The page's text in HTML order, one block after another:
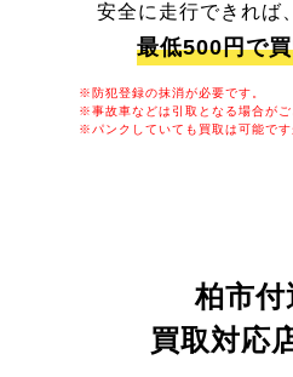
安全に走行できれば
最低500円で
※防犯登録の抹消が必要です。
※事故車などは引取となる場合がご
※パンクしていても買取は可能です
柏市付
買取対応